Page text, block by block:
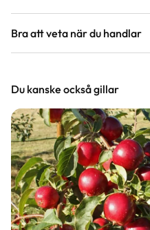
Bra att veta när du handlar
Vi försöker alltid ange
mått, men då växter
är unika så kan
variera något från
hemsidan.
Växter är
Du kanske också gillar